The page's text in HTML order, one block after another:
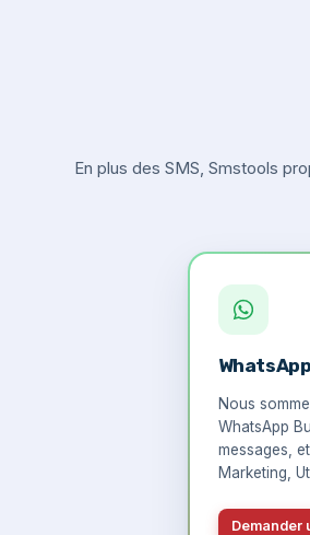
En plus des SMS, Smstools
Nous
WhatsApp
messages,
Marketing,
Demander